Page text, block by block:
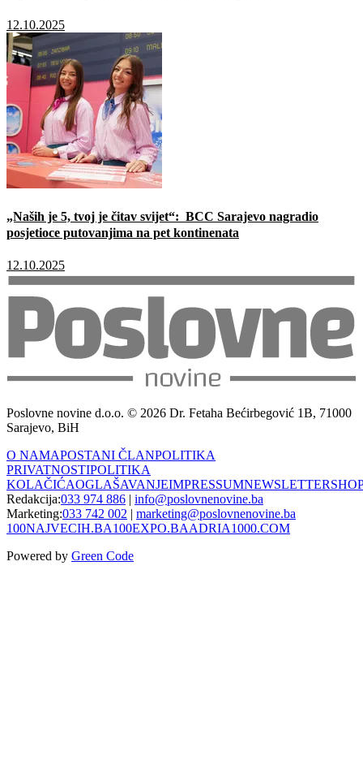
12.10.2025
„Naših je 5, tvoj je čitav svijet“: BCC Sarajevo nagradio
posjetioce putovanjima na pet kontinenata
12.10.2025
Poslovne novine d.o.o. © 2026 Dr. Fetaha Bećirbegović 1B, 71000
Sarajevo, BiH
O NAMAPOSTANI ČLANPOLITIKA
PRIVATNOSTIPOLITIKA
KOLAČIĆAOGLAŠAVANJEIMPRESSUMNEWSLETTER
Redakcija:033 974 886 | info@poslovnenovine.ba
Marketing:033 742 002 | marketing@poslovnenovine.ba
100NAJVECIH.BA100EXPO.BAADRIA1000.COM
Powered by Green Code